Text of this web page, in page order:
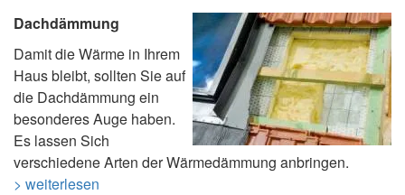
Dachdämmung
Damit die Wärme in Ihrem
Haus bleibt, sollten Sie auf
die Dachdämmung ein
besonderes Auge haben.
Es lassen Sich
verschiedene Arten der Wärmedämmung anbringen.
> weiterlesen